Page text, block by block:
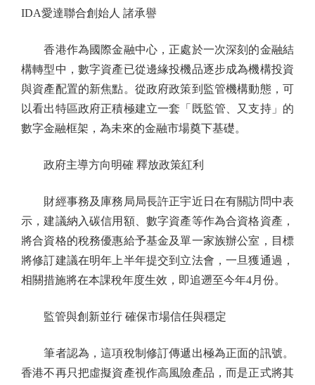
IDA愛達聯合創始人 諸承譽
香港作為國際金融中心，正處於一次深刻的金融結
構轉型中，數字資產已從邊緣投機品逐步成為機構投資
與資產配置的新焦點。從政府政策到監管機構動態，可
以看出特區政府正積極建立一套「既監管、又支持」的
數字金融框架，為未來的金融市場奠下基礎。
政府主導方向明確 釋放政策紅利
財經事務及庫務局局長許正宇近日在有關訪問中表
示，建議納入碳信用額、數字資產等作為合資格資產，
將合資格的稅務優惠給予基金及單一家族辦公室，目標
將修訂建議在明年上半年提交到立法會，一旦獲通過，
相關措施將在本課稅年度生效，即追遡至今年4月份。
監管與創新並行 確保市場信任與穩定
筆者認為，這項稅制修訂傳遞出極為正面的訊號。
香港不再只把虛擬資產視作高風險產品，而是正式將其